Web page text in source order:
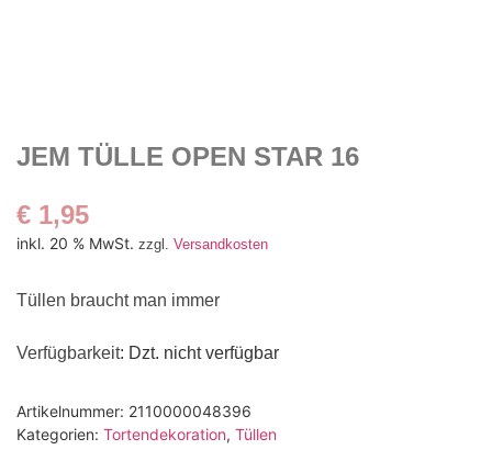
JEM TÜLLE OPEN STAR 16
€ 1,95
inkl. 20 % MwSt. zzgl. Versandkosten
Tüllen braucht man immer
Verfügbarkeit: Dzt. nicht verfügbar
Artikelnummer: 2110000048396
Kategorien: Tortendekoration, Tüllen